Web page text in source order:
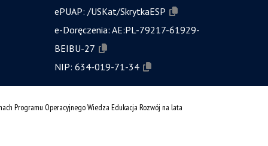
ePUAP: /USKat/SkrytkaESP
e-Doręczenia: AE:PL-79217-61929-
BEIBU-27
NIP: 634-019-71-34
Programu Operacyjnego Wiedza Edukacja Rozwój na lata